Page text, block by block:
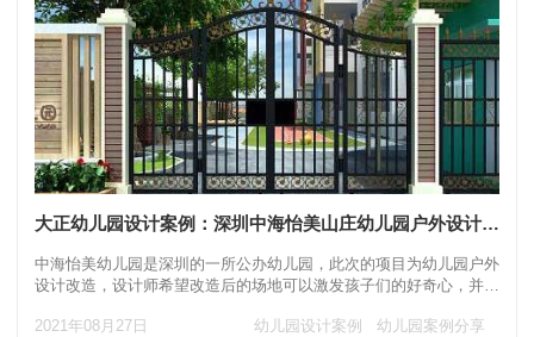
大正幼儿园设计案例：深圳中海怡美山庄幼儿园户外设计一镜到底
中海怡美幼儿园是深圳的一所公办幼儿园，此次的项目为幼儿园户外
设计改造，设计师希望改造后的场地可以激发孩子们的好奇心，并让
2021年08月27日
幼儿园设计案例 幼儿园案例分享